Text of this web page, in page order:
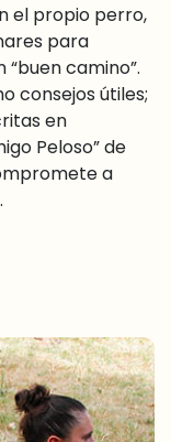
el propio perro,
para
camino”.
consejos útiles;
en
Peloso” de
a